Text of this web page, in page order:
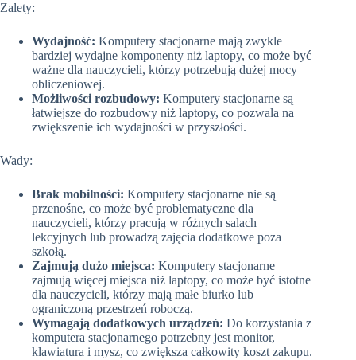
Zalety:
Wydajność: Komputery stacjonarne mają zwykle
bardziej wydajne komponenty niż laptopy, co może być
ważne dla nauczycieli, którzy potrzebują dużej mocy
obliczeniowej.
Możliwości rozbudowy: Komputery stacjonarne są
łatwiejsze do rozbudowy niż laptopy, co pozwala na
zwiększenie ich wydajności w przyszłości.
Wady:
Brak mobilności: Komputery stacjonarne nie są
przenośne, co może być problematyczne dla
nauczycieli, którzy pracują w różnych salach
lekcyjnych lub prowadzą zajęcia dodatkowe poza
szkołą.
Zajmują dużo miejsca: Komputery stacjonarne
zajmują więcej miejsca niż laptopy, co może być istotne
dla nauczycieli, którzy mają małe biurko lub
ograniczoną przestrzeń roboczą.
Wymagają dodatkowych urządzeń: Do korzystania z
komputera stacjonarnego potrzebny jest monitor,
klawiatura i mysz, co zwiększa całkowity koszt zakupu.